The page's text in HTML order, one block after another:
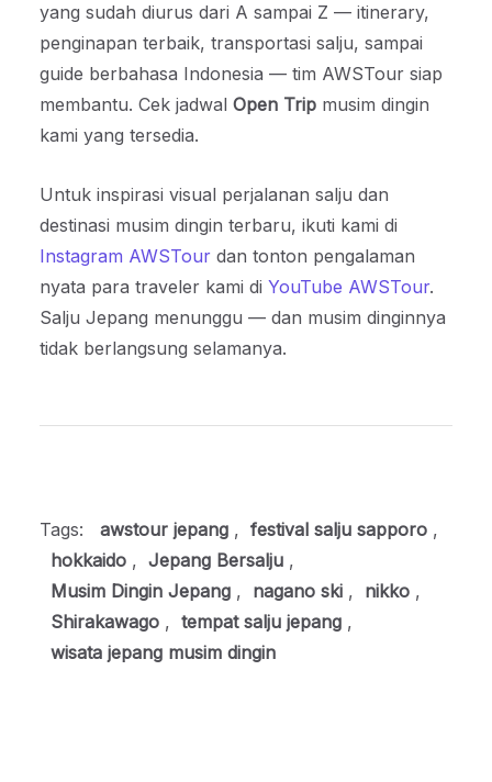
yang sudah diurus dari A sampai Z — itinerary,
penginapan terbaik, transportasi salju, sampai
guide berbahasa Indonesia — tim AWSTour siap
membantu. Cek jadwal Open Trip musim dingin
kami yang tersedia.
Untuk inspirasi visual perjalanan salju dan
destinasi musim dingin terbaru, ikuti kami di
Instagram AWSTour dan tonton pengalaman
nyata para traveler kami di YouTube AWSTour.
Salju Jepang menunggu — dan musim dinginnya
tidak berlangsung selamanya.
Tags: awstour jepang , festival salju sapporo ,
hokkaido , Jepang Bersalju ,
Musim Dingin Jepang , nagano ski , nikko ,
Shirakawago , tempat salju jepang ,
wisata jepang musim dingin